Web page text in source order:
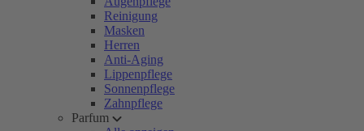
Reinigung
Masken
Herren
Anti-Aging
Lippenpflege
Sonnenpflege
Zahnpflege
Parfum